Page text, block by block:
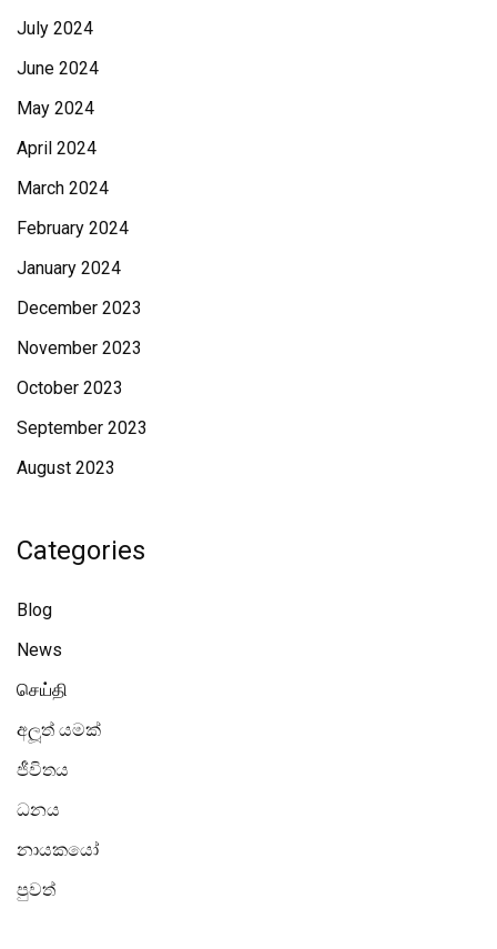
July 2024
June 2024
May 2024
April 2024
March 2024
February 2024
January 2024
December 2023
November 2023
October 2023
September 2023
August 2023
Categories
Blog
News
செய்தி
අලූත් යමක්
ජීවිතය
ධනය
නායකයෝ
පුවත්